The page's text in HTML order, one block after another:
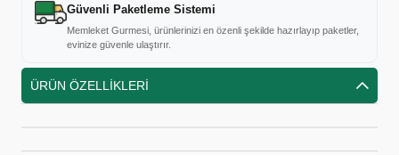
Güvenli Paketleme Sistemi
Memleket Gurmesi, ürünlerinizi en özenli şekilde hazırlayıp paketler,
evinize güvenle ulaştırır.
ÜRÜN ÖZELLIKLERI